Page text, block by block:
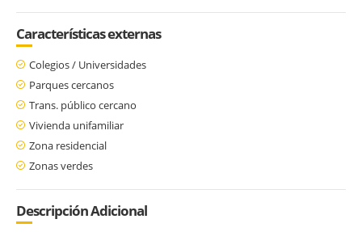
Características externas
Colegios / Universidades
Parques cercanos
Trans. público cercano
Vivienda unifamiliar
Zona residencial
Zonas verdes
Descripción Adicional